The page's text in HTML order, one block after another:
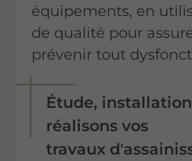
équipements, en
de qualité pour
prévenir tout
Étude,
réalisons vos
travaux